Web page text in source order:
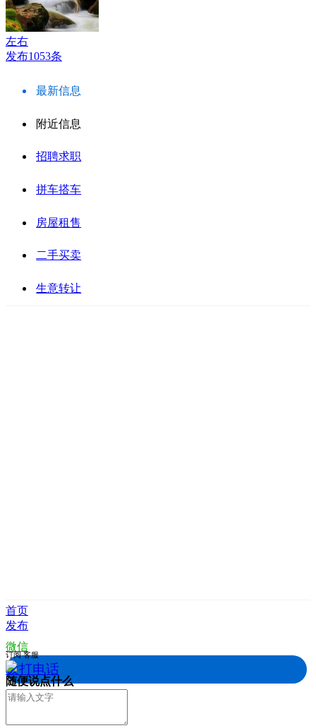
左右
发布1053条
最新信息
附近信息
招聘求职
拼车搭车
房屋租售
二手买卖
生意转让
首页
发布
微信
拨打电话
订阅 客服
随便说点什么